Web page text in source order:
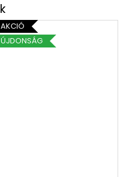
AKCIÓ
ÚJDONSÁG